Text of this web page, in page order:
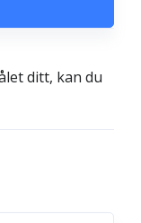
ditt, kan du